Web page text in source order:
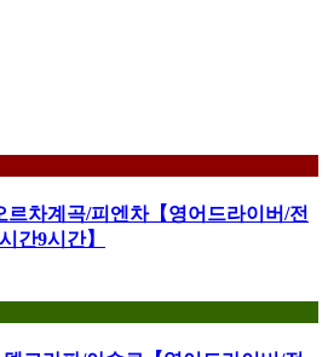
르차계곡/피엔차【영어드라이버/전
간9시간】